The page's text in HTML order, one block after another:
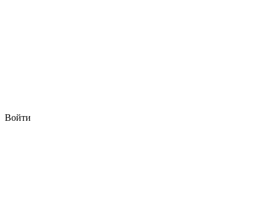
Войти